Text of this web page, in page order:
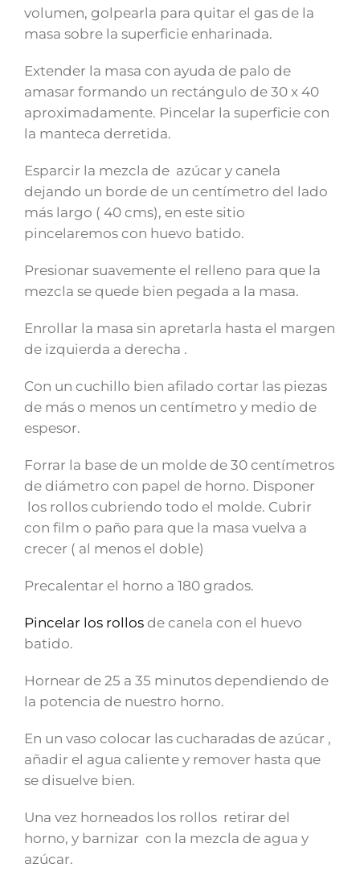
volumen, golpearla para quitar el gas de la
masa sobre la superficie enharinada.
Extender la masa con ayuda de palo de
amasar formando un rectángulo de 30 x 40
aproximadamente. Pincelar la superficie con
la manteca derretida.
Esparcir la mezcla de azúcar y canela
dejando un borde de un centímetro del lado
más largo ( 40 cms), en este sitio
pincelaremos con huevo batido.
Presionar suavemente el relleno para que la
mezcla se quede bien pegada a la masa.
Enrollar la masa sin apretarla hasta el margen
de izquierda a derecha .
Con un cuchillo bien afilado cortar las piezas
de más o menos un centímetro y medio de
espesor.
Forrar la base de un molde de 30 centímetros
de diámetro con papel de horno. Disponer
los rollos cubriendo todo el molde. Cubrir
con film o paño para que la masa vuelva a
crecer ( al menos el doble)
Precalentar el horno a 180 grados.
Pincelar los rollos de canela con el huevo
batido.
Hornear de 25 a 35 minutos dependiendo de
la potencia de nuestro horno.
En un vaso colocar las cucharadas de azúcar ,
añadir el agua caliente y remover hasta que
se disuelve bien.
Una vez horneados los rollos retirar del
horno, y barnizar con la mezcla de agua y
azúcar.